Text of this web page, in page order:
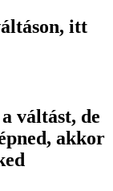
itt
váltást, de
akkor